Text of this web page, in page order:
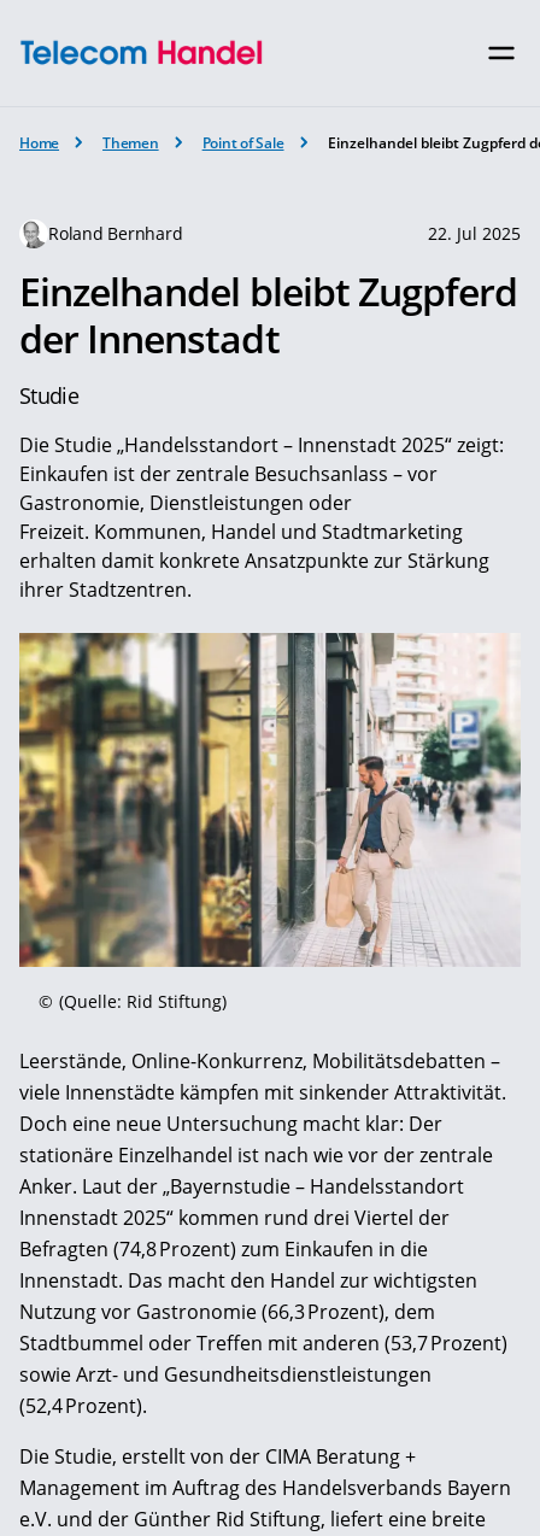
Home Themen Point of Sale Einzelhandel bleibt Zugpferd
Roland Bernhard 22. Jul 2025
Einzelhandel bleibt Zugpferd
der Innenstadt
Studie
Die Studie „Handelsstandort – Innenstadt 2025“ zeigt:
Einkaufen ist der zentrale Besuchsanlass – vor
Gastronomie, Dienstleistungen oder
Freizeit. Kommunen, Handel und Stadtmarketing
erhalten damit konkrete Ansatzpunkte zur Stärkung
ihrer Stadtzentren.
© (Quelle: Rid Stiftung)
Leerstände, Online-Konkurrenz, Mobilitätsdebatten –
viele Innenstädte kämpfen mit sinkender Attraktivität.
Doch eine neue Untersuchung macht klar: Der
stationäre Einzelhandel ist nach wie vor der zentrale
Anker. Laut der „Bayernstudie – Handelsstandort
Innenstadt 2025“ kommen rund drei Viertel der
Befragten (74,8 Prozent) zum Einkaufen in die
Innenstadt. Das macht den Handel zur wichtigsten
Nutzung vor Gastronomie (66,3 Prozent), dem
Stadtbummel oder Treffen mit anderen (53,7 Prozent)
sowie Arzt- und Gesundheitsdienstleistungen
(52,4 Prozent).
Die Studie, erstellt von der CIMA Beratung +
Management im Auftrag des Handelsverbands Bayern
e.V. und der Günther Rid Stiftung, liefert eine breite